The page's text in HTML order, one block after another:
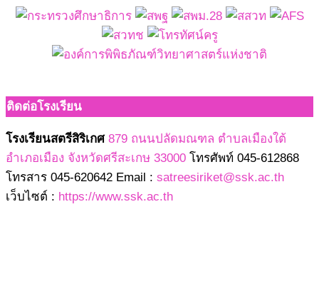
ติดต่อโรงเรียน
โรงเรียนสตรีสิริเกศ 879 ถนนปลัดมณฑล ตำบลเมืองใต้
อำเภอเมือง จังหวัดศรีสะเกษ 33000 โทรศัพท์ 045-612868
โทรสาร 045-620642 Email : satreesiriket@ssk.ac.th
เว็บไซต์ : https://www.ssk.ac.th